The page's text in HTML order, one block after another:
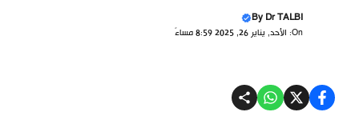
ByDr TALBI
On: الأحد, يناير 26, 2025 8:59 مساءً